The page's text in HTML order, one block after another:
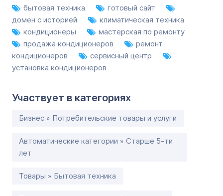
бытовая техника
готовый сайт
домен с историей
климатическая техника
кондиционеры
мастерская по ремонту
продажа кондиционеров
ремонт
кондиционеров
сервисный центр
установка кондиционеров
Участвует в категориях
Бизнес » Потребительские товары и услуги
Автоматические категории » Старше 5-ти
лет
Товары » Бытовая техника